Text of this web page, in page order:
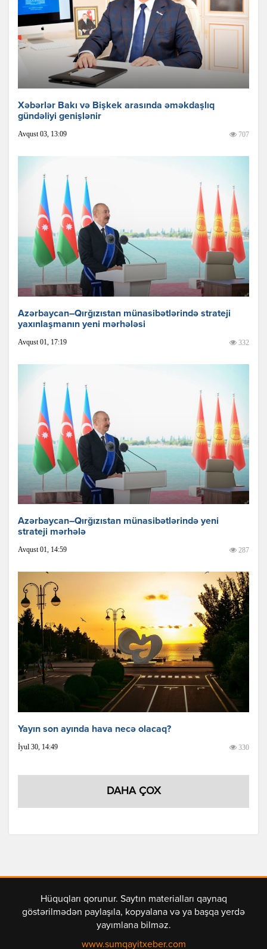
Xəbərlər Bakı və Bişkek arasında əməkdaşlıq
gündəliyi genişlənir
Avqust 03, 13:09 707
Azərbaycan–Qırğızıstan münasibətlərində strateji
yaxınlaşmanın yeni mərhələsi
Avqust 01, 17:19 332
Azərbaycan–Qırğızıstan münasibətlərində yeni
strateji mərhələ
Avqust 01, 14:59 287
Yayın son ayında hava necə olacaq?
İyul 30, 14:49 330
DAHA ÇOX
Hüquqları qorunur. Saytın materialları qaynaq
göstərilmədən paylaşıla, kopyalana və ya başqa yerdə
yayımlana bilməz.
www.sumqayitxeber.com